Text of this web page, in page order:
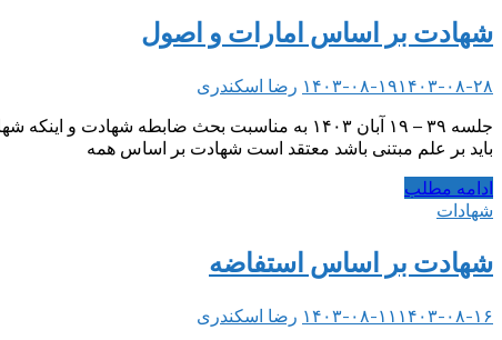
شهادت بر اساس امارات و اصول
۱۴۰۳-۰۸-۱۹۱۴۰۳-۰۸-۲۸
رضا اسکندری
جلسه ۳۹ – ۱۹ آبان ۱۴۰۳ به مناسبت بحث ضابطه
باید بر علم مبتنی باشد معتقد است شهادت بر اساس همه
ادامه مطلب
شهادات
شهادت بر اساس استفاضه
۱۴۰۳-۰۸-۱۱ ۱۴۰۳-۰۸-۱۶
رضا اسکندری